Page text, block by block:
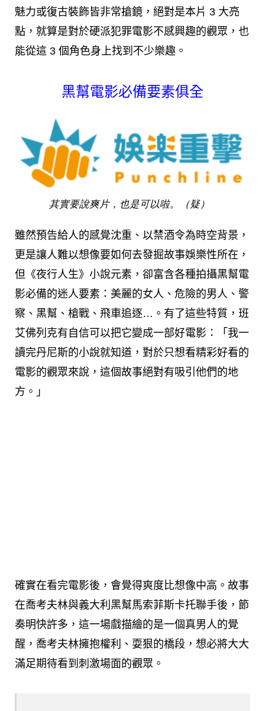
魅力或復古裝飾皆非常搶鏡，絕對是本片 3 大亮
點，就算是對於硬派犯罪電影不感興趣的觀眾，也
能從這 3 個角色身上找到不少樂趣。
黑幫電影必備要素俱全
其實要說爽片，也是可以啦。（疑）
雖然預告給人的感覺沈重、以禁酒令為時空背景，
更是讓人難以想像要如何去發掘故事娛樂性所在，
但《夜行人生》小說元素，卻富含各種拍攝黑幫電
影必備的迷人要素：美麗的女人、危險的男人、警
察、黑幫、槍戰、飛車追逐…。有了這些特質，班
艾佛列克有自信可以把它變成一部好電影：「我一
讀完丹尼斯的小說就知道，對於只想看精彩好看的
電影的觀眾來說，這個故事絕對有吸引他們的地
方。」
確實在看完電影後，會覺得爽度比想像中高。故事
在喬考夫林與義大利黑幫馬索菲斯卡托聯手後，節
奏明快許多，這一場戲描繪的是一個真男人的覺
醒，喬考夫林擁抱權利、耍狠的橋段，想必將大大
滿足期待看到刺激場面的觀眾。